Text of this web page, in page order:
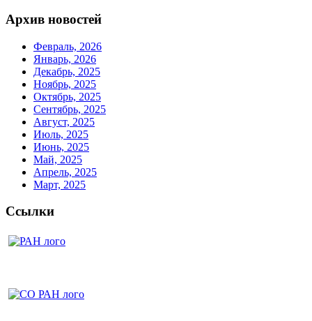
Архив новостей
Февраль, 2026
Январь, 2026
Декабрь, 2025
Ноябрь, 2025
Октябрь, 2025
Сентябрь, 2025
Август, 2025
Июль, 2025
Июнь, 2025
Май, 2025
Апрель, 2025
Март, 2025
Ссылки